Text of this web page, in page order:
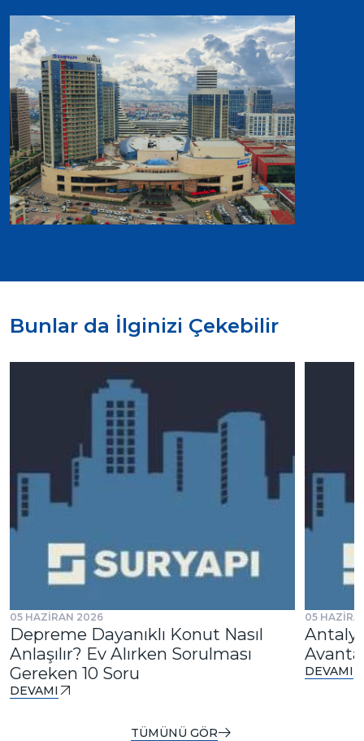
Bunlar da İlginizi Çekebilir
05 HAZİRAN 2026
Depreme Dayanıklı Konut Nasıl
Anlaşılır? Ev Alırken Sorulması
Gereken 10 Soru
DEVAMI
05
DEVAMI
TÜMÜNÜ GÖR